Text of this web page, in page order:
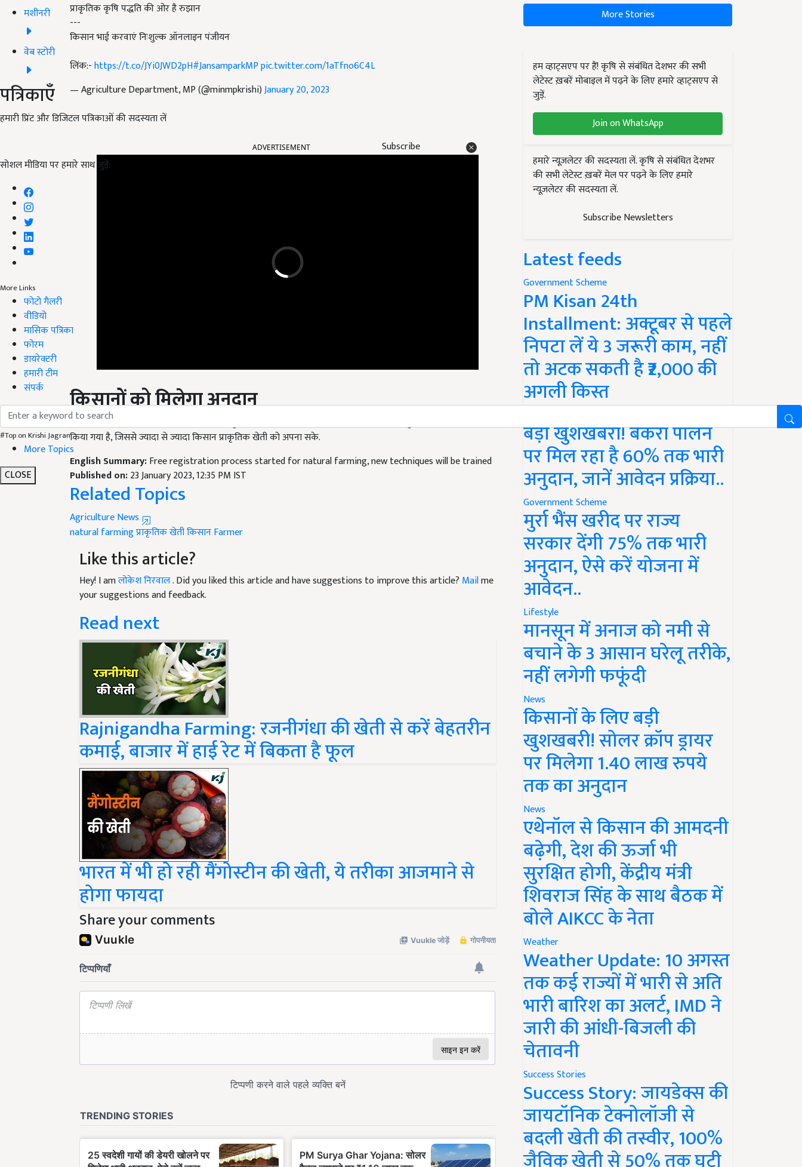
मशीनरी
वेब स्टोरी
पत्रिकाएँ
हमारी प्रिंट और डिजिटल पत्रिकाओं की सदस्यता लें
Subscribe
सोशल मीडिया पर हमारे साथ जुड़ें:
More Links
फोटो गैलरी
वीडियो
मासिक पत्रिका
फोरम
डायरेक्टरी
हमारी टीम
संपर्क
#Top on Krishi Jagran
More Topics
CLOSE
प्राकृतिक कृषि पद्धति की ओर है रुझान
---
किसान भाई करवाएं निःशुल्क ऑनलाइन पंजीयन
लिंक:-https://t.co/JYi0JWD2pH#JansamparkMPpic.twitter.com/1aTfno6C4L
— Agriculture Department, MP (@minmpkrishi)January 20, 2023
किसानों को मिलेगा अनुदान
सरकार की तरफ से किसानों को अपने खेत में प्राकृतिक खेती करने के लिए हर महीने 900 रुपए के अनुदान का भी प्रावधान तय
किया गया है, जिससे ज्यादा से ज्यादा किसान प्राकृतिक खेती को अपना सके.
English Summary:
Free registration process started for natural farming, new techniques will be trained
Published on:23 January 2023, 12:35 PM IST
Related Topics
Agriculture News
natural farmingप्राकृतिक खेती
Like this article?
Hey! I amलोकेश निरवाल. Did you liked this article and have suggestions to improve this article?
your suggestions and feedback.
Read next
Rajnigandha Farming: रजनीगंधा की खेती से करें बेहतरीन
कमाई, बाजार में हाई रेट में बिकता है फूल
भारत में भी हो रही मैंगोस्टीन की खेती, ये तरीका आजमाने से
होगा फायदा
Share your comments
More Stories
हम व्हाट्सएप पर हैं! कृषि से संबंधित देशभर की सभी
लेटेस्ट ख़बरें मोबाइल में पढ़ने के लिए हमारे व्हाट्सएप से
जुड़ें.
Join on WhatsApp
हमारे न्यूज़लेटर की सदस्यता लें. कृषि से संबंधित देशभर
की सभी लेटेस्ट ख़बरें मेल पर पढ़ने के लिए हमारे
न्यूज़लेटर की सदस्यता लें.
Subscribe Newsletters
Latest feeds
Government Scheme
PM Kisan 24th
Installment: अक्टूबर से पहले
निपटा लें ये 3 जरूरी काम, नहीं
तो अटक सकती है ₹2,000 की
अगली किस्त
बड़ी खुशखबरी! बकरी पालन
पर मिल रहा है 60% तक भारी
अनुदान, जानें आवेदन प्रक्रिया..
Government Scheme
मुर्रा भैंस खरीद पर राज्य
सरकार देंगी 75% तक भारी
अनुदान, ऐसे करें योजना में
आवेदन..
Lifestyle
मानसून में अनाज को नमी से
बचाने के 3 आसान घरेलू तरीके,
नहीं लगेगी फफूंदी
News
किसानों के लिए बड़ी
खुशखबरी! सोलर क्रॉप ड्रायर
पर मिलेगा 1.40 लाख रुपये
तक का अनुदान
News
एथेनॉल से किसान की आमदनी
बढ़ेगी, देश की ऊर्जा भी
सुरक्षित होगी, केंद्रीय मंत्री
शिवराज सिंह के साथ बैठक में
बोले AIKCC के नेता
Weather
Weather Update: 10 अगस्त
तक कई राज्यों में भारी से अति
भारी बारिश का अलर्ट, IMD ने
जारी की आंधी-बिजली की
चेतावनी
Success Stories
Success Story: जायडेक्स की
जायटॉनिक टेक्नोलॉजी से
बदली खेती की तस्वीर, 100%